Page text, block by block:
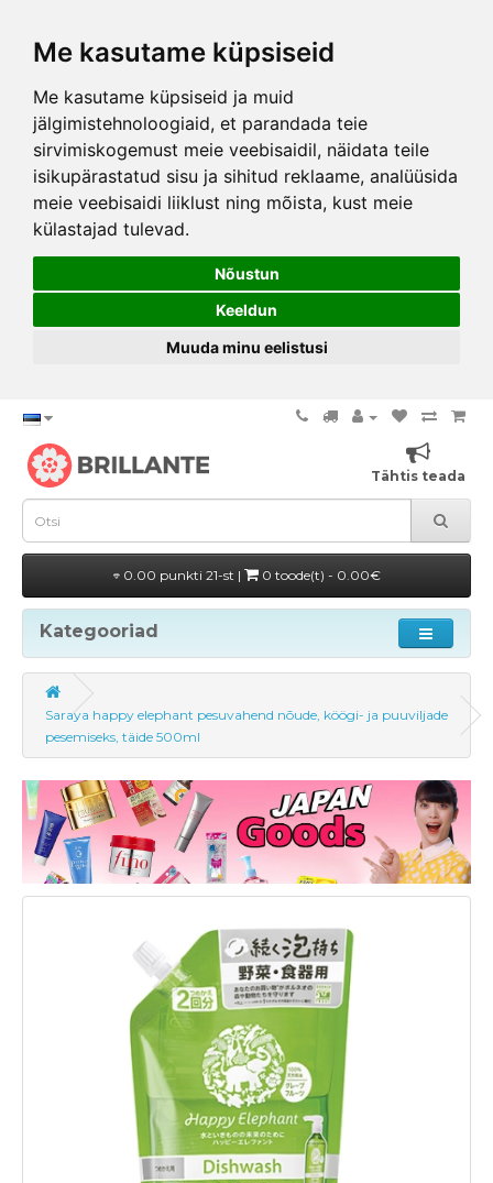
Me kasutame küpsiseid
Me kasutame küpsiseid ja muid
jälgimistehnoloogiaid, et parandada teie
sirvimiskogemust meie veebisaidil, näidata teile
isikupärastatud sisu ja sihitud reklaame, analüüsida
meie veebisaidi liiklust ning mõista, kust meie
külastajad tulevad.
Nõustun
Keeldun
Muuda minu eelistusi
Tähtis teada
0.00 punkti 21-st | 0 toode(t) - 0.00€
Kategooriad
Saraya happy elephant pesuvahend nõude, köögi- ja puuviljade
pesemiseks, täide 500ml